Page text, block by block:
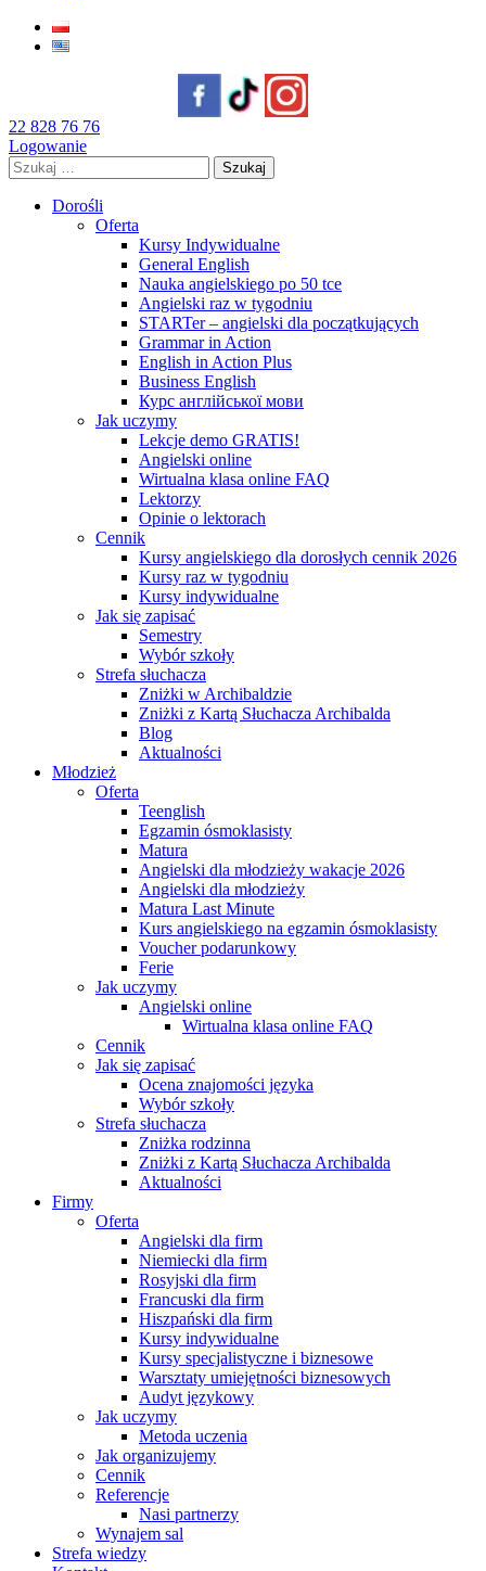
22 828 76 76
Logowanie
Szukaj:
Dorośli
Oferta
Kursy Indywidualne
General English
Nauka angielskiego po 50 tce
Angielski raz w tygodniu
STARTer – angielski dla początkujących
Grammar in Action
English in Action Plus
Business English
Курс англійської мови
Jak uczymy
Lekcje demo GRATIS!
Angielski online
Wirtualna klasa online FAQ
Lektorzy
Opinie o lektorach
Cennik
Kursy angielskiego dla dorosłych cennik 2026
Kursy raz w tygodniu
Kursy indywidualne
Jak się zapisać
Semestry
Wybór szkoły
Strefa słuchacza
Zniżki w Archibaldzie
Zniżki z Kartą Słuchacza Archibalda
Blog
Aktualności
Młodzież
Oferta
Teenglish
Egzamin ósmoklasisty
Matura
Angielski dla młodzieży wakacje 2026
Angielski dla młodzieży
Matura Last Minute
Kurs angielskiego na egzamin ósmoklasisty
Voucher podarunkowy
Ferie
Jak uczymy
Angielski online
Wirtualna klasa online FAQ
Cennik
Jak się zapisać
Ocena znajomości języka
Wybór szkoły
Strefa słuchacza
Zniżka rodzinna
Zniżki z Kartą Słuchacza Archibalda
Aktualności
Firmy
Oferta
Angielski dla firm
Niemiecki dla firm
Rosyjski dla firm
Francuski dla firm
Hiszpański dla firm
Kursy indywidualne
Kursy specjalistyczne i biznesowe
Warsztaty umiejętności biznesowych
Audyt językowy
Jak uczymy
Metoda uczenia
Jak organizujemy
Cennik
Referencje
Nasi partnerzy
Wynajem sal
Strefa wiedzy